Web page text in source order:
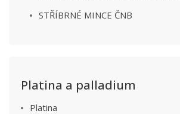
STŘÍBRNÉ MINCE ČNB
Platina a palladium
Platina